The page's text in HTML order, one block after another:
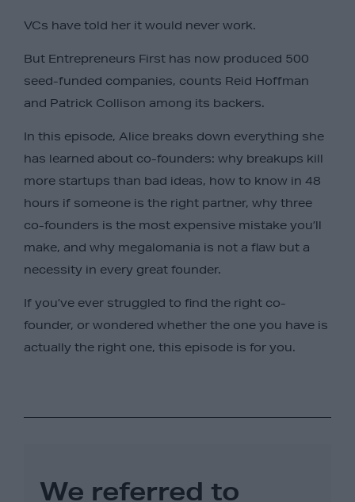
VCs have told her it would never work.
But Entrepreneurs First has now produced 500
seed-funded companies, counts Reid Hoffman
and Patrick Collison among its backers.
In this episode, Alice breaks down everything she
has learned about co-founders: why breakups kill
more startups than bad ideas, how to know in 48
hours if someone is the right partner, why three
co-founders is the most expensive mistake you’ll
make, and why megalomania is not a flaw but a
necessity in every great founder.
If you’ve ever struggled to find the right co-
founder, or wondered whether the one you have is
actually the right one, this episode is for you.
We referred to